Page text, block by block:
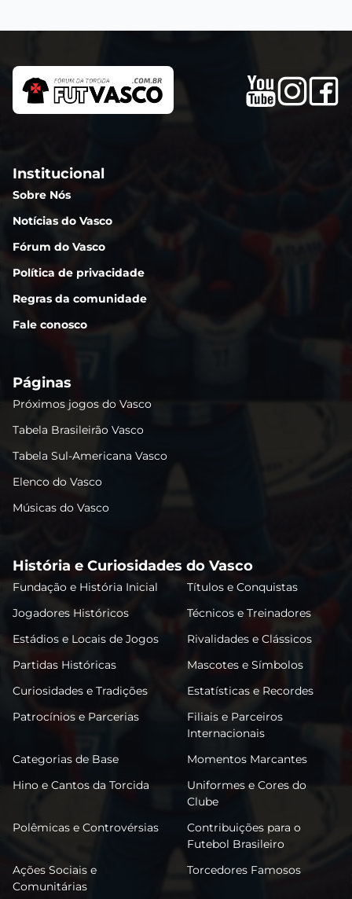
Institucional
Sobre Nós
Notícias do Vasco
Fórum do Vasco
Política de privacidade
Regras da comunidade
Fale conosco
Páginas
Próximos jogos do Vasco
Tabela Brasileirão Vasco
Tabela Sul-Americana Vasco
Elenco do Vasco
Músicas do Vasco
História e Curiosidades do Vasco
Fundação e História Inicial
Títulos e Conquistas
Jogadores Históricos
Técnicos e Treinadores
Estádios e Locais de Jogos
Rivalidades e Clássicos
Partidas Históricas
Mascotes e Símbolos
Curiosidades e Tradições
Estatísticas e Recordes
Patrocínios e Parcerias
Filiais e Parceiros
Internacionais
Categorias de Base
Momentos Marcantes
Hino e Cantos da Torcida
Uniformes e Cores do
Clube
Polêmicas e Controvérsias
Contribuições para o
Futebol Brasileiro
Ações Sociais e
Comunitárias
Torcedores Famosos